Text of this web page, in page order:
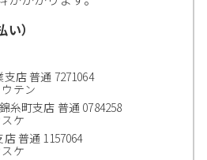
）
店 普通 7271064
テン
糸町支店 普通 0784258
ケ
普通 1157064
ケ